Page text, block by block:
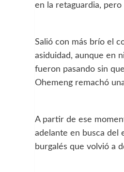
en la retaguardia,
Salió con más brío el
asiduidad, aunque en
fueron pasando sin
Ohemeng remachó
A partir de ese
adelante en busca del
burgalés que volvió a